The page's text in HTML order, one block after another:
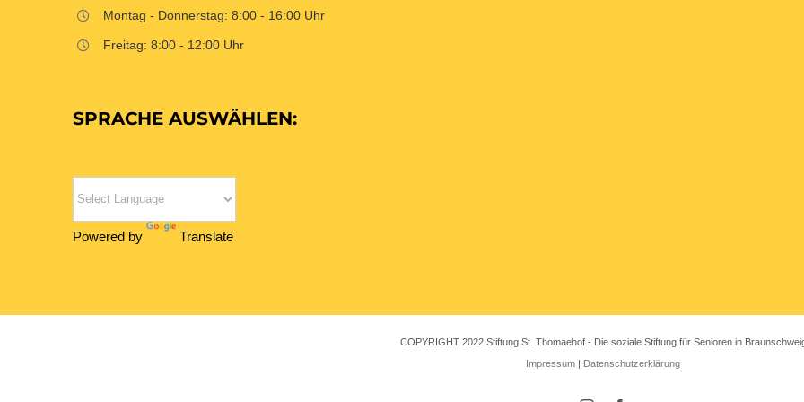
Montag - Donnerstag: 8:00 - 16:00 Uhr
Freitag: 8:00 - 12:00 Uhr
SPRACHE AUSWÄHLEN:
Powered by Translate
COPYRIGHT 2022 Stiftung St. Thomaehof - Die soziale Stiftung für Senioren in
Impressum | Datenschutzerklärung